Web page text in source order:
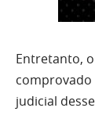
Entretanto,
judicial